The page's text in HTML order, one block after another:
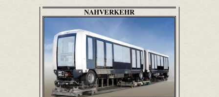
NAHVERKEHR